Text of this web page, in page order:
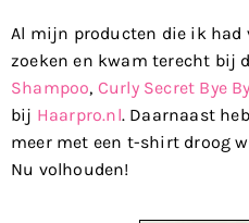
Al mijn producten die ik had
zoeken en kwam terecht bij
Shampoo, Curly Secret Bye
bij Haarpro.nl. Daarnaast
meer met een t-shirt droog
Nu volhouden!